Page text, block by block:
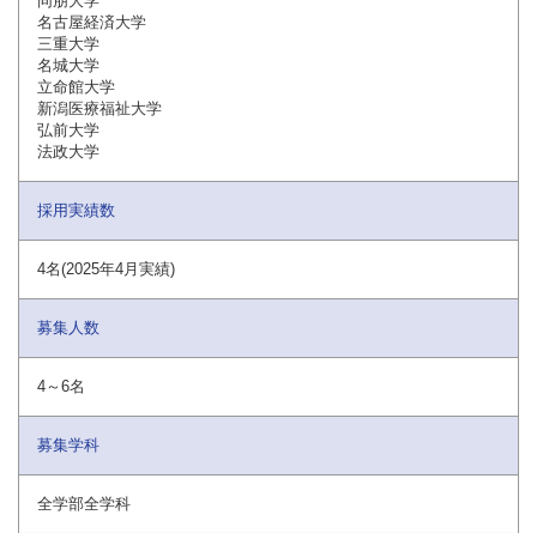
名古屋経済大学
三重大学
名城大学
立命館大学
新潟医療福祉大学
弘前大学
法政大学
採用実績数
4名(2025年4月実績)
募集人数
4～6名
募集学科
全学部全学科